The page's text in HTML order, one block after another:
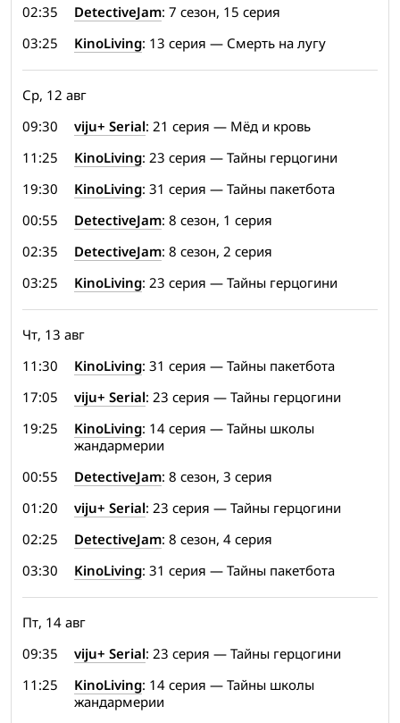
02:35
DetectiveJam: 7 сезон, 15 серия
03:25
KinoLiving: 13 серия — Смерть на лугу
Ср, 12 авг
09:30
viju+ Serial: 21 серия — Мёд и кровь
11:25
KinoLiving: 23 серия — Тайны герцогини
19:30
KinoLiving: 31 серия — Тайны пакетбота
00:55
DetectiveJam: 8 сезон, 1 серия
02:35
DetectiveJam: 8 сезон, 2 серия
03:25
KinoLiving: 23 серия — Тайны герцогини
Чт, 13 авг
11:30
KinoLiving: 31 серия — Тайны пакетбота
17:05
viju+ Serial: 23 серия — Тайны герцогини
19:25
KinoLiving: 14 серия — Тайны школы
жандармерии
00:55
DetectiveJam: 8 сезон, 3 серия
01:20
viju+ Serial: 23 серия — Тайны герцогини
02:25
DetectiveJam: 8 сезон, 4 серия
03:30
KinoLiving: 31 серия — Тайны пакетбота
Пт, 14 авг
09:35
viju+ Serial: 23 серия — Тайны герцогини
11:25
KinoLiving: 14 серия — Тайны школы
жандармерии